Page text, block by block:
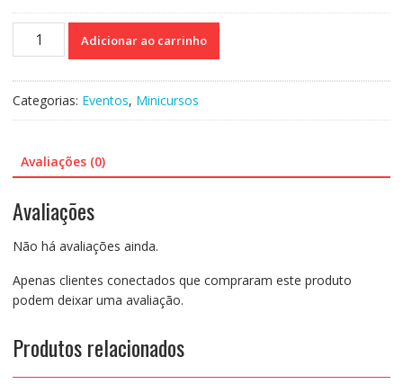
Curso
197:
Estar
Idoso
Fátima
Alves
Adicionar ao carrinho
Categorias: Eventos, Minicursos
Avaliações (0)
Avaliações
Não há avaliações ainda.
Apenas clientes conectados que compraram este produto
podem deixar uma avaliação.
Produtos relacionados